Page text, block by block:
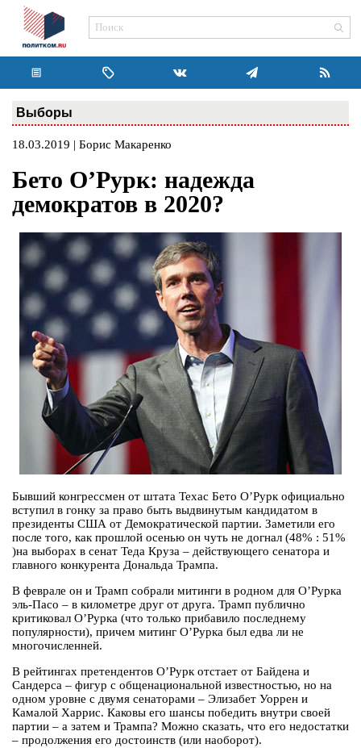
Выборы
18.03.2019 | Борис Макаренко
Бето О’Рурк: надежда
демократов в 2020?
Бывший конгрессмен от штата Техас Бето О’Рурк официально
вступил в гонку за право быть выдвинутым кандидатом в
президенты США от Демократической партии. Заметили его
после того, как прошлой осенью он чуть не догнал (48% : 51%
)на выборах в сенат Теда Круза – действующего сенатора и
главного конкурента Дональда Трампа.
В феврале он и Трамп собрали митинги в родном для О’Рурка
эль-Пасо – в километре друг от друга. Трамп публично
критиковал О’Рурка (что только прибавило последнему
популярности), причем митинг О’Рурка был едва ли не
многочисленней.
В рейтингах претендентов О’Рурк отстает от Байдена и
Сандерса – фигур с общенациональной известностью, но на
одном уровне с двумя сенаторами – Элизабет Уоррен и
Камалой Харрис. Каковы его шансы победить внутри своей
партии – а затем и Трампа? Можно сказать, что его недостатки
– продолжения его достоинств (или наоборот).